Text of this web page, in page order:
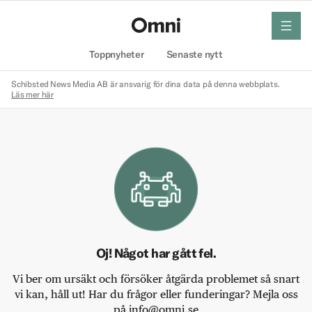
Toppnyheter Senaste nytt
meny
Schibsted News Media AB är ansvarig för dina data på denna webbplats.
Läs mer här
Oj! Något har gått fel.
Vi ber om ursäkt och försöker åtgärda problemet så snart
vi kan, håll ut! Har du frågor eller funderingar? Mejla oss